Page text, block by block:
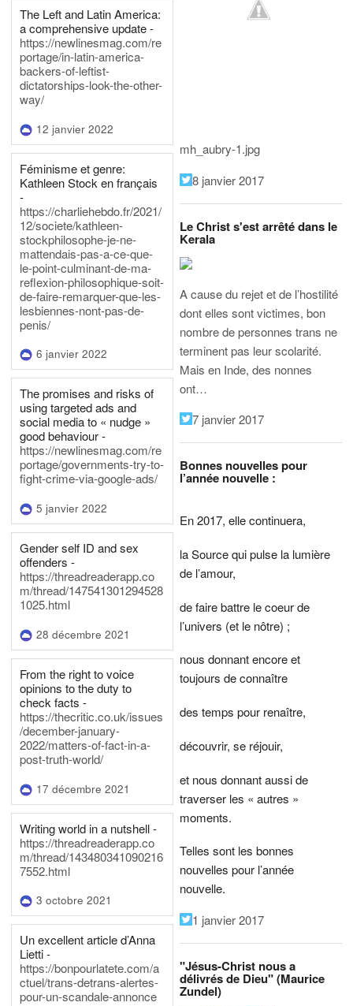
The Left and Latin America:
a comprehensive update -
https://newlinesmag.com/re
portage/in-latin-america-
backers-of-leftist-
dictatorships-look-the-other-
way/
12 janvier 2022
Féminisme et genre:
Kathleen Stock en français
-
https://charliehebdo.fr/2021/
12/societe/kathleen-
stockphilosophe-je-ne-
mattendais-pas-a-ce-que-
le-point-culminant-de-ma-
reflexion-philosophique-soit-
de-faire-remarquer-que-les-
lesbiennes-nont-pas-de-
penis/
6 janvier 2022
The promises and risks of
using targeted ads and
social media to « nudge »
good behaviour -
https://newlinesmag.com/re
portage/governments-try-to-
fight-crime-via-google-ads/
5 janvier 2022
Gender self ID and sex
offenders -
https://threadreaderapp.co
m/thread/147541301294528
1025.html
28 décembre 2021
From the right to voice
opinions to the duty to
check facts -
https://thecritic.co.uk/issues
/december-january-
2022/matters-of-fact-in-a-
post-truth-world/
17 décembre 2021
Writing world in a nutshell -
https://threadreaderapp.co
m/thread/143480341090216
7552.html
3 octobre 2021
Un excellent article d’Anna
Lietti -
https://bonpourlatete.com/a
ctuel/trans-detrans-alertes-
pour-un-scandale-annonce
mh_aubry-1.jpg
8 janvier 2017
Le Christ s'est arrêté dans le
Kerala
A cause du rejet et de l’hostilité
dont elles sont victimes, bon
nombre de personnes trans ne
terminent pas leur scolarité.
Mais en Inde, des nonnes
ont…
7 janvier 2017
Bonnes nouvelles pour
l’année nouvelle :
En 2017, elle continuera,
la Source qui pulse la lumière
de l’amour,
de faire battre le coeur de
l’univers (et le nôtre) ;
nous donnant encore et
toujours de connaître
des temps pour renaître,
découvrir, se réjouir,
et nous donnant aussi de
traverser les « autres »
moments.
Telles sont les bonnes
nouvelles pour l’année
nouvelle.
1 janvier 2017
"Jésus-Christ nous a
délivrés de Dieu" (Maurice
Zundel)